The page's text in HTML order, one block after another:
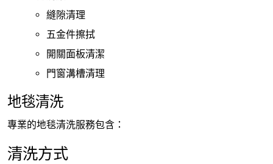
縫隙清理
五金件擦拭
開關面板清潔
門窗溝槽清理
地毯清洗
專業的地毯清洗服務包含：
清洗方式